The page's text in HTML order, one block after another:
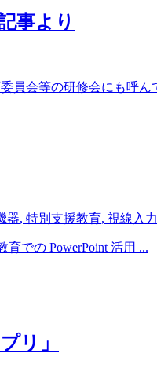
事より
員会等の研修会にも呼
器, 特別支援教育, 視線入力
での PowerPoint 活用 ...
リ」